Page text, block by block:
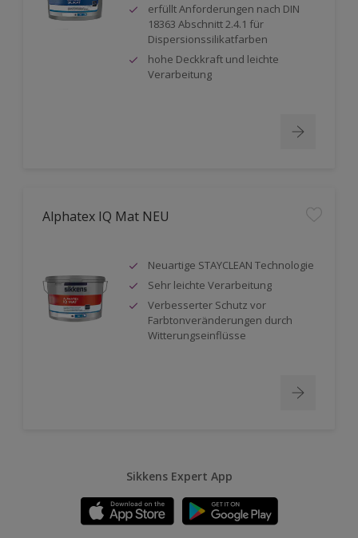
erfüllt Anforderungen nach DIN
18363 Abschnitt 2.4.1 für
Dispersionssilikatfarben
hohe Deckkraft und leichte
Verarbeitung
Alphatex IQ Mat NEU
Neuartige STAYCLEAN Technologie
Sehr leichte Verarbeitung
Verbesserter Schutz vor
Farbtonveränderungen durch
Witterungseinflüsse
Sikkens Expert App